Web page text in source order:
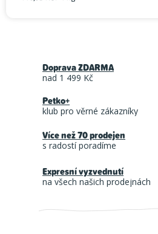
Doprava ZDARMA
nad 1 499 Kč
Petko+
klub pro věrné zákazníky
Více než 70 prodejen
s radostí poradíme
Expresní vyzvednutí
na všech našich prodejnách